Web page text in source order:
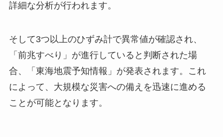
詳細な分析が行われます。
そして3つ以上のひずみ計で異常値が確認され、
「前兆すべり」が進行していると判断された場
合、「東海地震予知情報」が発表されます。これ
によって、大規模な災害への備えを迅速に進める
ことが可能となります。